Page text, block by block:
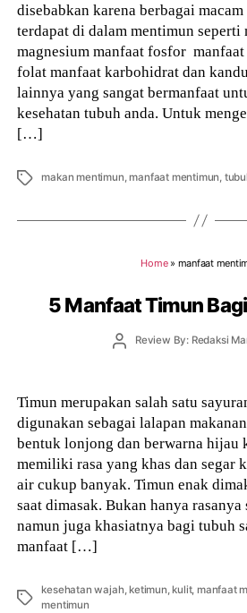
disebabkan karena berbagai
terdapat di dalam mentimun
magnesium manfaat fosfor
folat manfaat karbohidrat dan
lainnya yang sangat bermanfaat
kesehatan tubuh anda. Untuk
[…]
Tags makan mentimun,manfaat mentimun,
Home» manfaat
5 Manfaat Timun
PostReview By: Redaksi
Timun merupakan salah satu
digunakan sebagai lalapan
bentuk lonjong dan berwarna hijau
memiliki rasa yang khas dan segar
air cukup banyak. Timun enak
saat dimasak. Bukan hanya rasanya
namun juga khasiatnya bagi tubuh
manfaat […]
Tags
kesehatan wajah, ketimun, kulit,manfaat
mentimun